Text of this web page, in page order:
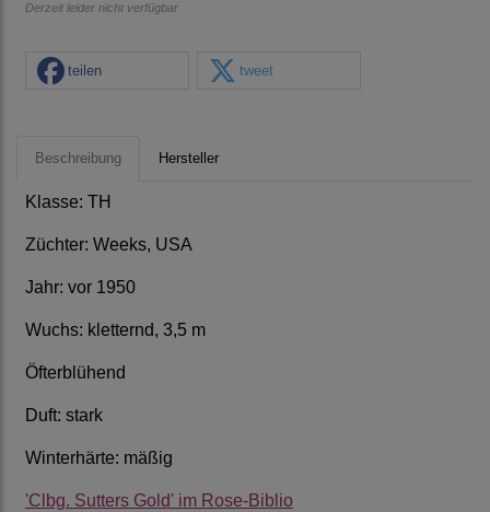
Derzeit leider nicht verfügbar
teilen tweet
Beschreibung Hersteller
Klasse: TH
Züchter: Weeks, USA
Jahr: vor 1950
Wuchs: kletternd, 3,5 m
Öfterblühend
Duft: stark
Winterhärte: mäßig
'Clbg. Sutters Gold' im Rose-Biblio